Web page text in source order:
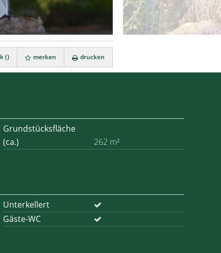
() merken drucken
Grundstücksfläche
(ca.)
262 m²
Unterkellert
Gäste-WC